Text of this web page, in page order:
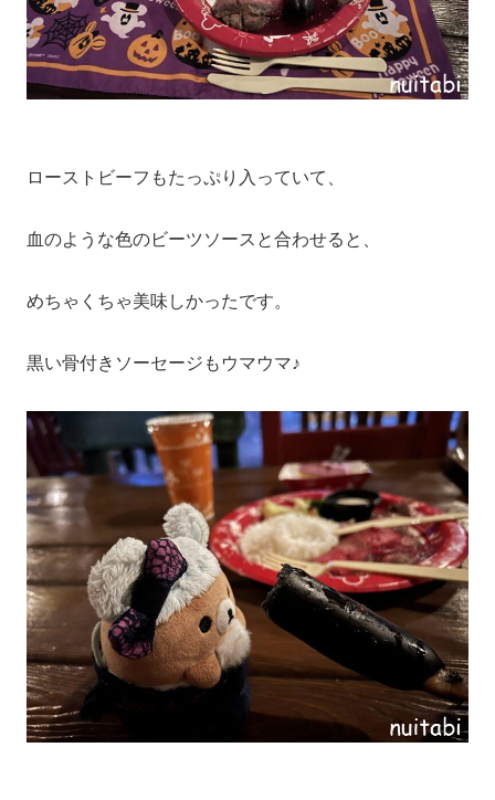
ローストビーフもたっぷり入っていて、
血のような色のビーツソースと合わせると、
めちゃくちゃ美味しかったです。
黒い骨付きソーセージもウマウマ♪